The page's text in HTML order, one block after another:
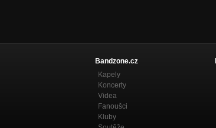
Bandzone.cz
Kapely
Koncerty
Videa
Fanoušci
Kluby